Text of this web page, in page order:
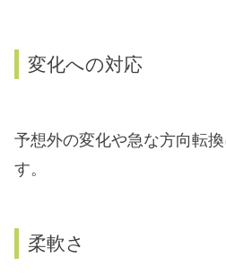
変化への対応
予想外の変化や急な方向転
す。
柔軟さ